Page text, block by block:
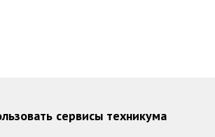
сервисы техникума